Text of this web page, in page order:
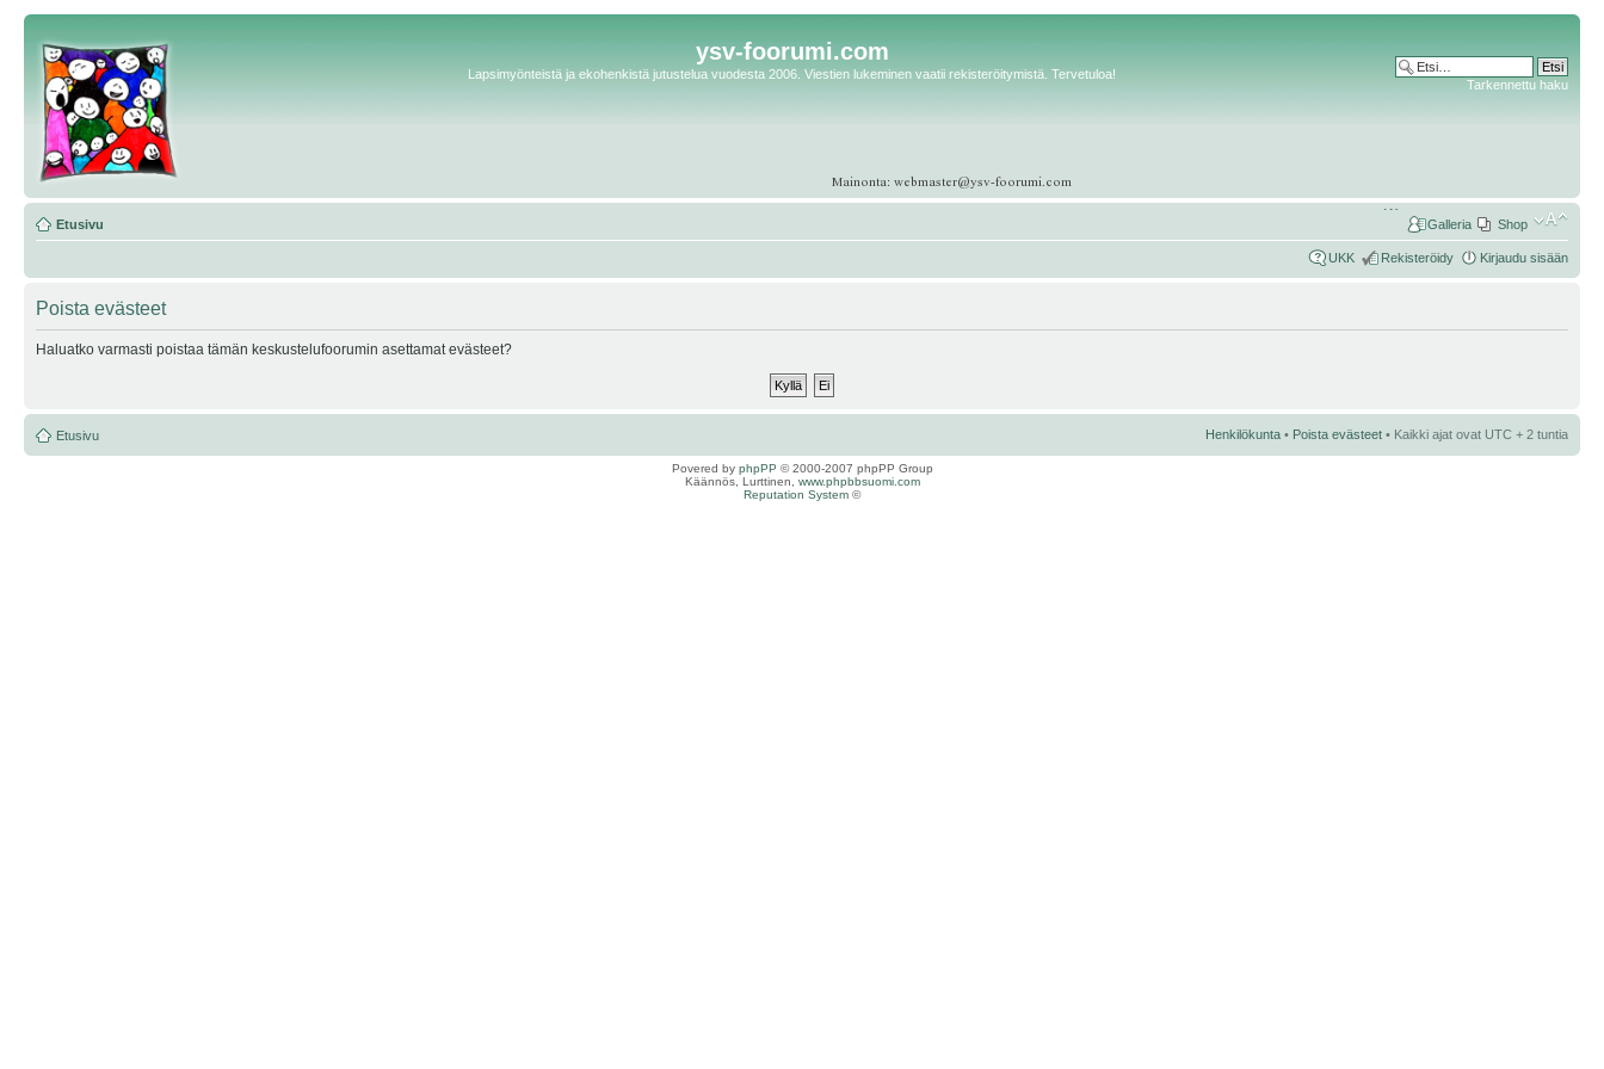
ysv-foorumi.com
Lapsimyönteistä ja ekohenkistä jutustelua vuodesta 2006. Viestien lukeminen vaatii rekisteröitymistä. Tervetuloa!
Tarkennettu haku
Etusivu Shop
Galleria
UKK Rekisteröidy Kirjaudu sisään
Poista evästeet
Haluatko varmasti poistaa tämän keskustelufoorumin asettamat evästeet?
Etusivu Henkilökunta • Poista evästeet • Kaikki ajat ovat UTC + 2 tuntia
Povered by phpPP © 2000-2007 phpPP Group
Käännös, Lurttinen, www.phpbbsuomi.com
Reputation System ©